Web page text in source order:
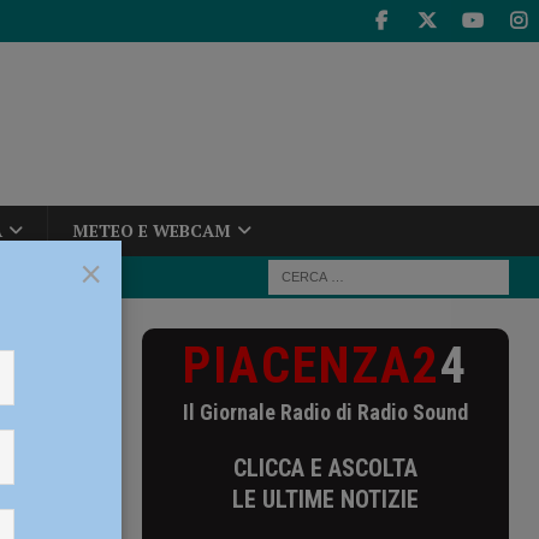
METEO E WEBCAM
Facsal:
sul
PIACENZA24
Il Giornale Radio di Radio Sound
CLICCA E ASCOLTA
LE ULTIME NOTIZIE
×